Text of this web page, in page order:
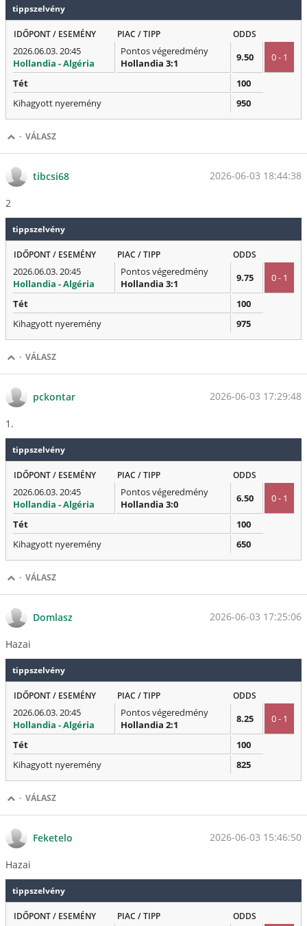
tippszelvény
IDŐPONT / ESEMÉNY PIAC / TIPP ODDS
2026.06.03. 20:45
Hollandia - Algéria
Pontos végeredmény
Hollandia 3:1
9.50 0 - 1
Tét
100
Kihagyott nyeremény
950
· VÁLASZ
tibcsi68 2026-06-03 18:44:38
2
tippszelvény
IDŐPONT / ESEMÉNY PIAC / TIPP ODDS
2026.06.03. 20:45
Hollandia - Algéria
Pontos végeredmény
Hollandia 3:1
9.75 0 - 1
Tét
100
Kihagyott nyeremény
975
· VÁLASZ
pckontar 2026-06-03 17:29:48
1.
tippszelvény
IDŐPONT / ESEMÉNY PIAC / TIPP ODDS
2026.06.03. 20:45
Hollandia - Algéria
Pontos végeredmény
Hollandia 3:0
6.50 0 - 1
Tét
100
Kihagyott nyeremény
650
· VÁLASZ
Domlasz 2026-06-03 17:25:06
Hazai
tippszelvény
IDŐPONT / ESEMÉNY PIAC / TIPP ODDS
2026.06.03. 20:45
Hollandia - Algéria
Pontos végeredmény
Hollandia 2:1
8.25 0 - 1
Tét
100
Kihagyott nyeremény
825
· VÁLASZ
Feketelo 2026-06-03 15:46:50
Hazai
tippszelvény
IDŐPONT / ESEMÉNY PIAC / TIPP ODDS